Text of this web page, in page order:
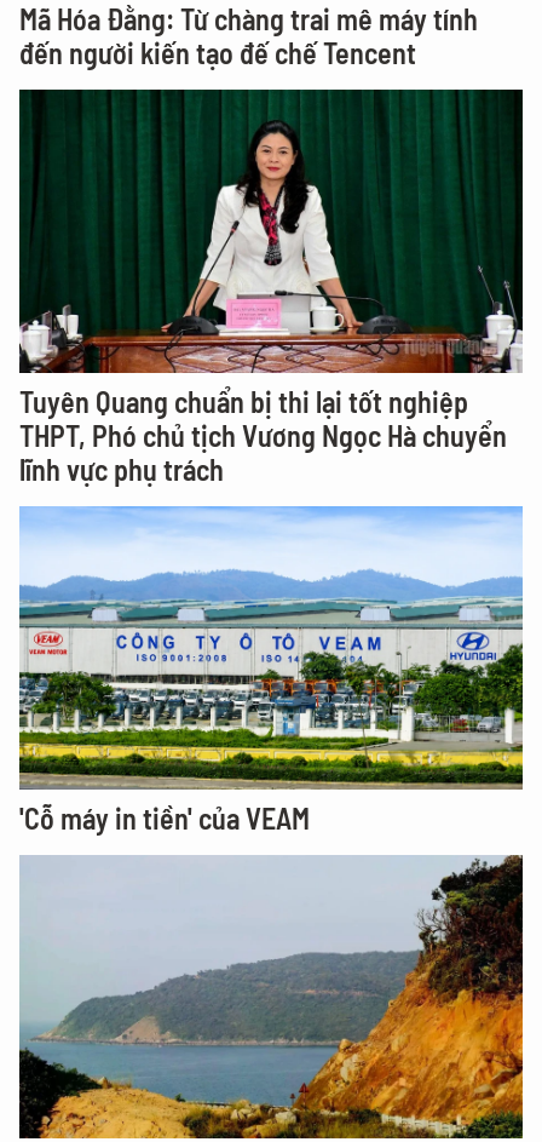
Mã Hóa Đằng: Từ chàng trai mê máy tính
đến người kiến tạo đế chế Tencent
Tuyên Quang chuẩn bị thi lại tốt nghiệp
THPT, Phó chủ tịch Vương Ngọc Hà chuyển
lĩnh vực phụ trách
'Cỗ máy in tiền' của VEAM